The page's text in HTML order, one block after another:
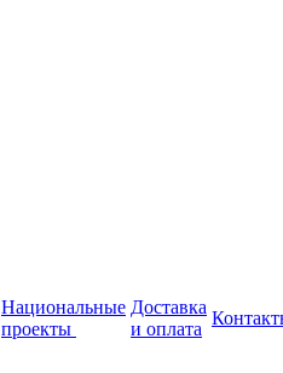
Национальные
проекты
Доставка
и оплата